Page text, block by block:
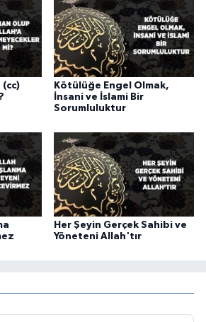
(cc)
Kötülüğe Engel Olmak,
İnsani ve İslami Bir
Sorumluluktur
Her Şeyin Gerçek Sahibi ve
Yöneteni Allah'tır